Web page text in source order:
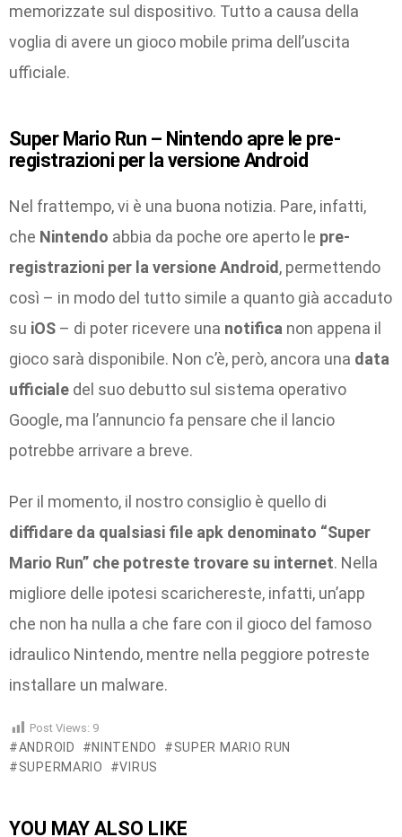
memorizzate sul dispositivo. Tutto a causa della
voglia di avere un gioco mobile prima dell’uscita
ufficiale.
Super Mario Run – Nintendo apre le pre-
registrazioni per la versione Android
Nel frattempo, vi è una buona notizia. Pare, infatti,
che Nintendo abbia da poche ore aperto le pre-
registrazioni per la versione Android, permettendo
così – in modo del tutto simile a quanto già accaduto
su iOS – di poter ricevere una notifica non appena il
gioco sarà disponibile. Non c’è, però, ancora una data
ufficiale del suo debutto sul sistema operativo
Google, ma l’annuncio fa pensare che il lancio
potrebbe arrivare a breve.
Per il momento, il nostro consiglio è quello di
diffidare da qualsiasi file apk denominato “Super
Mario Run” che potreste trovare su internet. Nella
migliore delle ipotesi scarichereste, infatti, un’app
che non ha nulla a che fare con il gioco del famoso
idraulico Nintendo, mentre nella peggiore potreste
installare un malware.
Post Views: 9
ANDROID NINTENDO
SUPER MARIO RUN
SUPERMARIO
VIRUS
YOU MAY ALSO LIKE